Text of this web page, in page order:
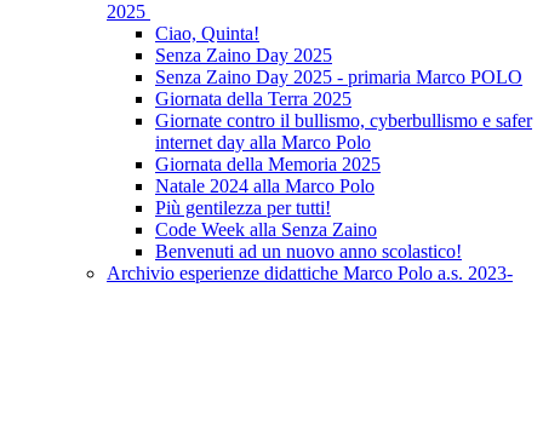
2025
Ciao, Quinta!
Senza Zaino Day 2025
Senza Zaino Day 2025 - primaria Marco POLO
Giornata della Terra 2025
Giornate contro il bullismo, cyberbullismo e safer
internet day alla Marco Polo
Giornata della Memoria 2025
Natale 2024 alla Marco Polo
Più gentilezza per tutti!
Code Week alla Senza Zaino
Benvenuti ad un nuovo anno scolastico!
Archivio esperienze didattiche Marco Polo a.s. 2023-